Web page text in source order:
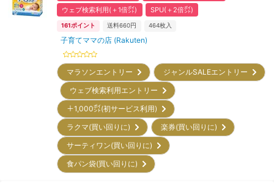
ウェブ検索利用(＋1倍㌽)
SPU(＋2倍㌽)
161ポイント 送料660円 464枚入
子育てママの店 (Rakuten)
マラソンエントリー
ジャンルSALEエントリー
ウェブ検索利用エントリー
＋1,000㌽(初サービス利用)
ラクマ(買い回りに)
楽券(買い回りに)
サーティワン(買い回りに)
食パン袋(買い回りに)